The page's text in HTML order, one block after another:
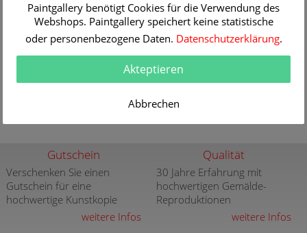
Themen
Landschaft
Öl/Leinwand
Gemälde Nr
K121721
Lieferzeit
2-3 Werktage
Informationen / Bestellen
Gutschein
Verschenken Sie einen
Gutschein für eine
hochwertige Kunstkopie
weitere Infos
Qualität
30 Jahre Erfahrung mit
hochwertigen Gemälde-
Reproduktionen
weitere Infos
Paintgallery benötigt Cookies für die Verwendung des
Webshops. Paintgallery speichert keine statistische
oder personenbezogene Daten. Datenschutzerklärung.
Akteptieren
Abbrechen